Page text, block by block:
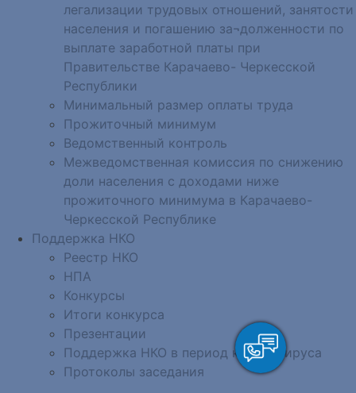
легализации трудовых отношений, занятости
населения и погашению за¬долженности по
выплате заработной платы при
Правительстве Карачаево- Черкесской
Республики
Минимальный размер оплаты труда
Прожиточный минимум
Ведомственный контроль
Межведомственная комиссия по снижению
доли населения с доходами ниже
прожиточного минимума в Карачаево-
Черкесской Республике
Поддержка НКО
Реестр НКО
НПА
Конкурсы
Итоги конкурса
Презентации
Поддержка НКО в период коронавируса
Протоколы заседания